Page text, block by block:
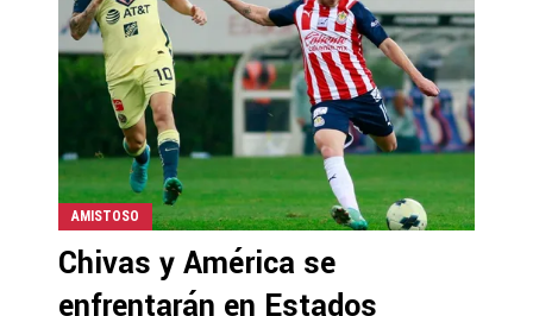
AMISTOSO
Chivas y América se
enfrentarán en Estados